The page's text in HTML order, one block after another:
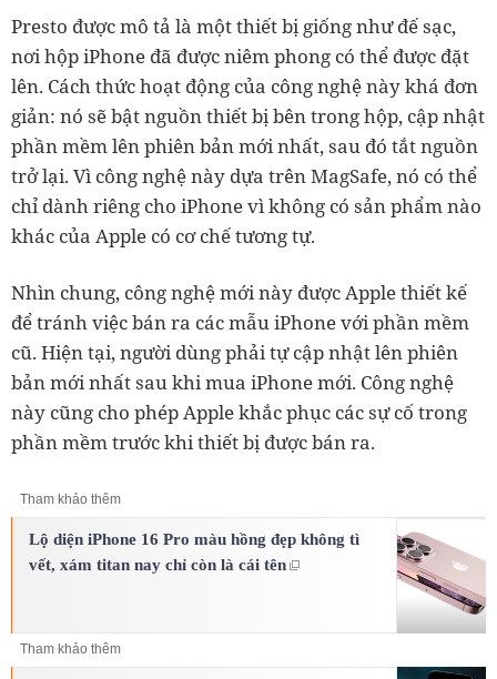
Presto được mô tả là một thiết bị giống như đế sạc,
nơi hộp iPhone đã được niêm phong có thể được đặt
lên. Cách thức hoạt động của công nghệ này khá đơn
giản: nó sẽ bật nguồn thiết bị bên trong hộp, cập nhật
phần mềm lên phiên bản mới nhất, sau đó tắt nguồn
trở lại. Vì công nghệ này dựa trên MagSafe, nó có thể
chỉ dành riêng cho iPhone vì không có sản phẩm nào
khác của Apple có cơ chế tương tự.
Nhìn chung, công nghệ mới này được Apple thiết kế
để tránh việc bán ra các mẫu iPhone với phần mềm
cũ. Hiện tại, người dùng phải tự cập nhật lên phiên
bản mới nhất sau khi mua iPhone mới. Công nghệ
này cũng cho phép Apple khắc phục các sự cố trong
phần mềm trước khi thiết bị được bán ra.
Tham khảo thêm
Lộ diện iPhone 16 Pro màu hồng đẹp không tì
vết, xám titan nay chỉ còn là cái tên
Tham khảo thêm